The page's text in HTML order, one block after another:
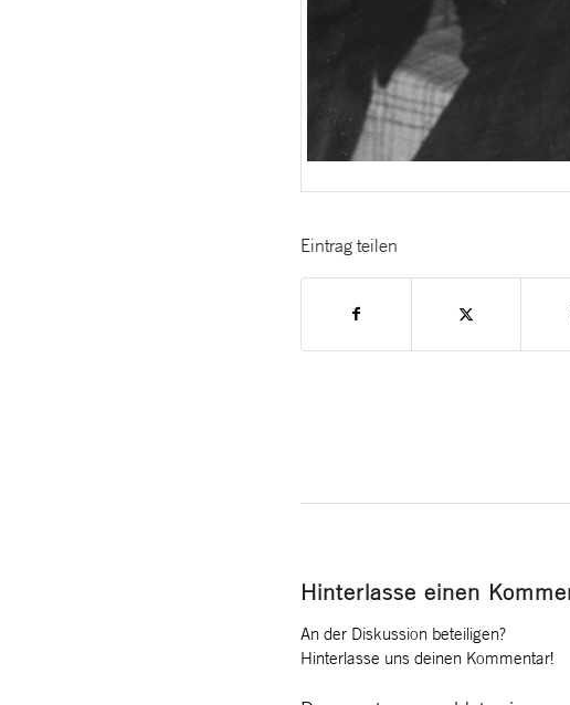
Eintrag teilen
Hinterlasse einen
An der Diskussion beteiligen?
Hinterlasse uns deinen Kommentar!